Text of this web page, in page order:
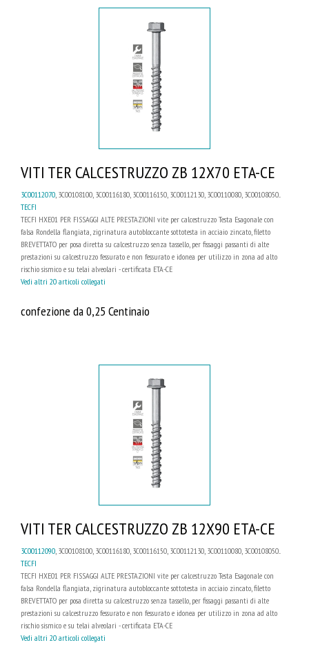
VITI TER CALCESTRUZZO ZB 12X70 ETA-CE
3C00112070 , 3C00108100, 3C00116180, 3C00116150, 3C00112130, 3C00110080, 3C00108050...
TECFI
TECFI HXE01 PER FISSAGGI ALTE PRESTAZIONI vite per calcestruzzo Testa Esagonale con
falsa Rondella flangiata, zigrinatura autobloccante sottotesta in acciaio zincato, filetto
BREVETTATO per posa diretta su calcestruzzo senza tassello, per fissaggi passanti di alte
prestazioni su calcestruzzo fessurato e non fessurato e idonea per utilizzo in zona ad alto
rischio sismico e su telai alveolari - certificata ETA-CE
Vedi altri 20 articoli collegati
confezione da 0,25 Centinaio
VITI TER CALCESTRUZZO ZB 12X90 ETA-CE
3C00112090, 3C00108100, 3C00116180, 3C00116150, 3C00112130, 3C00110080, 3C00108050...
TECFI
TECFI HXE01 PER FISSAGGI ALTE PRESTAZIONI vite per calcestruzzo Testa Esagonale con
falsa Rondella flangiata, zigrinatura autobloccante sottotesta in acciaio zincato, filetto
BREVETTATO per posa diretta su calcestruzzo senza tassello, per fissaggi passanti di alte
prestazioni su calcestruzzo fessurato e non fessurato e idonea per utilizzo in zona ad alto
rischio sismico e su telai alveolari - certificata ETA-CE
Vedi altri 20 articoli collegati